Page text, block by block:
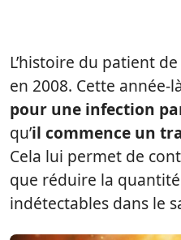
L’histoire du patient
en 2008. Cette année-
pour une infection
qu’il commence un
Cela lui permet de
que réduire la
indétectables dans le